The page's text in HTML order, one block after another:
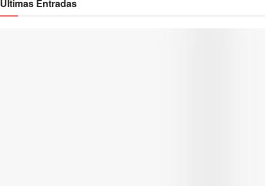
Últimas Entradas